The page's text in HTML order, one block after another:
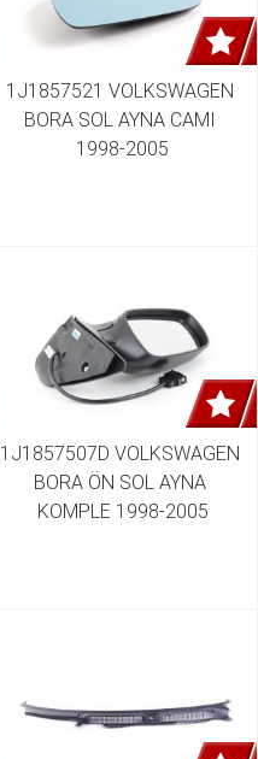
1J1857521 VOLKSWAGEN
BORA SOL AYNA CAMI
1998-2005
1J1857507D VOLKSWAGEN
BORA ÖN SOL AYNA
KOMPLE 1998-2005